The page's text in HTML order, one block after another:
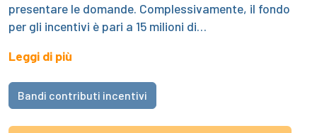
presentare le domande. Complessivamente, il fondo
per gli incentivi è pari a 15 milioni di…
Leggi di più
Bandi contributi incentivi